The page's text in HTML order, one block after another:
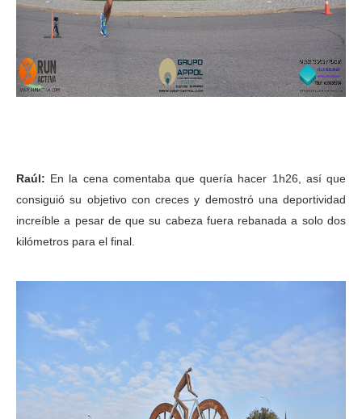
Raúl: En la cena comentaba que quería hacer 1h26, así que
consiguió su objetivo con creces y demostró una deportividad
increíble a pesar de que su cabeza fuera rebanada a solo dos
kilómetros para el final.